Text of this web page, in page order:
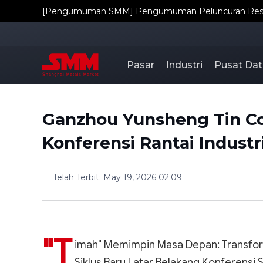
[Pengumuman SMM] Pengumuman Peluncuran
Pasar Industri Pusat
Ganzhou Yunsheng Tin
Konferensi Rantai
Telah Terbit: May 19, 2026 02:09
"T imah" Memimpin Masa Depan: